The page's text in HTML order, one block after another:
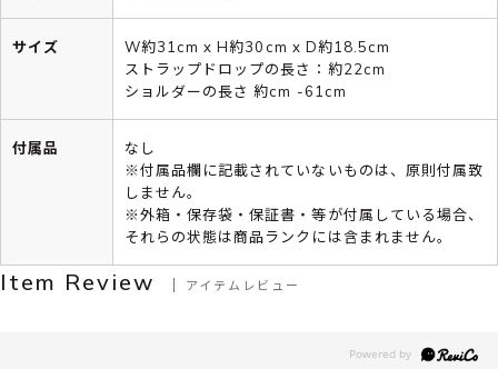
サイズ
W約31cm x H約30cm x D約18.5cm
ストラップドロップの長さ：約22cm
ショルダーの長さ 約cm -61cm
付属品
なし
※付属品欄に記載されていないものは、原則付属致
しません。
※外箱・保存袋・保証書・等が付属している場合、
それらの状態は商品ランクには含まれません。
Item Review アイテムレビュー